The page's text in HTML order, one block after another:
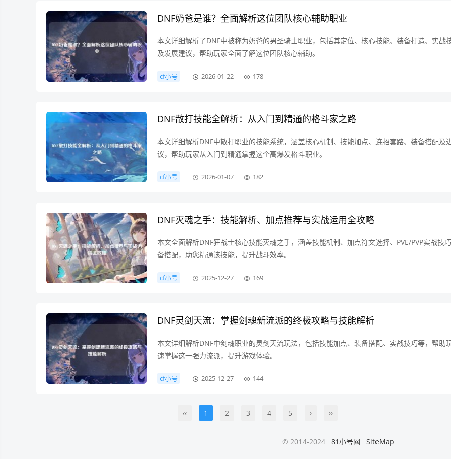
DNF奶爸是谁？全面解析这位团队核心辅助职业
本文详细解析了DNF中被称为奶爸的男圣骑士职业，包括其定位、核心技能、装备打造、实战
及发展建议，帮助玩家全面了解这位团队核心辅助。
cf小号 2026-01-22 178
DNF散打技能全解析：从入门到精通的格斗家之路
本文详细解析DNF中散打职业的技能系统，涵盖核心机制、技能加点、连招套路、装备搭配及
议，帮助玩家从入门到精通掌握这个高爆发格斗职业。
cf小号 2026-01-07 182
DNF灭魂之手：技能解析、加点推荐与实战运用全攻略
本文全面解析DNF狂战士核心技能灭魂之手，涵盖技能机制、加点符文选择、PVE/PVP实战技
备搭配，助您精通该技能，提升战斗效率。
cf小号 2025-12-27 169
DNF灵剑天流：掌握剑魂新流派的终极攻略与技能解析
本文详细解析DNF中剑魂职业的灵剑天流玩法，包括技能加点、装备搭配、实战技巧等，帮助
速掌握这一强力流派，提升游戏体验。
cf小号 2025-12-27 144
‹‹ 1 2 3 4 5 › ››
© 2014-2024 81小号网 SiteMap